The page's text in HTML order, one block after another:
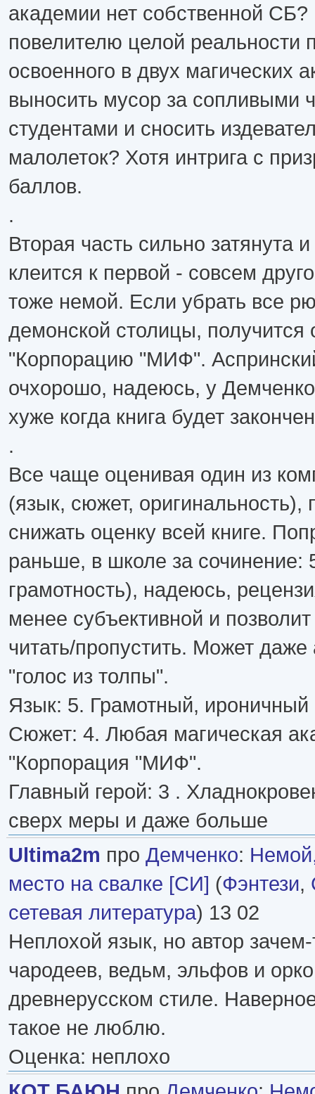
академии нет собственной СБ?
повелителю целой реальности
освоенного в двух магических
выносить мусор за сопливыми
студентами и сносить
малолеток? Хотя интрига с
баллов.
.
Вторая часть сильно затянута
клеится к первой - совсем
тоже немой. Если убрать все
демонской столицы, получится
"Корпорацию "МИФ".
очхорошо, надеюсь, у
хуже когда книга будет
.
Все чаще оценивая один из
(язык, сюжет, оригинальность),
снижать оценку всей книге.
раньше, в школе за сочинение:
грамотность), надеюсь,
менее субъективной и
читать/пропустить. Может
"голос из толпы".
Язык: 5. Грамотный, ироничный
Сюжет: 4. Любая магическая
"Корпорация "МИФ".
Главный герой: 3 .
сверх меры и даже больше
Ultima2m про Демченко:
место на свалке [СИ] (Фэнтези,
сетевая литература) 13 02
Неплохой язык, но автор
чародеев, ведьм, эльфов и
древнерусском стиле.
такое не люблю.
Оценка: неплохо